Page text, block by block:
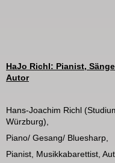
HaJo Richl: Pianist,
Autor
Hans-Joachim Richl
Würzburg),
Piano/ Gesang/ Bluesharp,
Pianist, Musikkabarettist,